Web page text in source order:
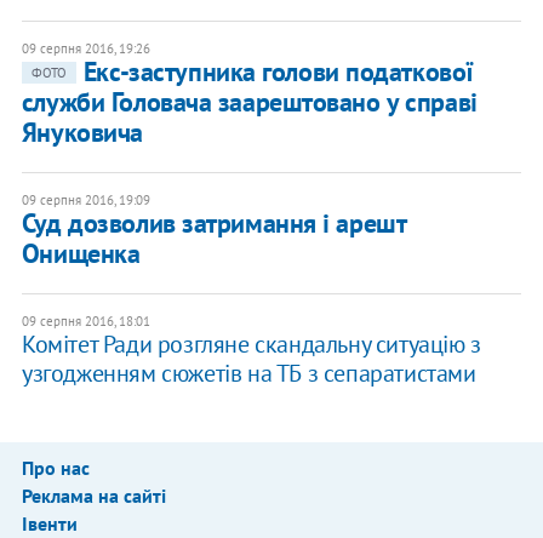
09 серпня 2016, 19:26
ФОТО
Екс-заступника голови податкової
служби Головача заарештовано у справі
Януковича
09 серпня 2016, 19:09
Суд дозволив затримання і арешт
Онищенка
09 серпня 2016, 18:01
Комітет Ради розгляне скандальну ситуацію з
узгодженням сюжетів на ТБ з сепаратистами
Про нас
Реклама на сайті
Івенти